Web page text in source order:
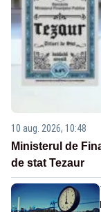
10 aug. 2026, 10:48
Ministerul de
de stat Tezaur